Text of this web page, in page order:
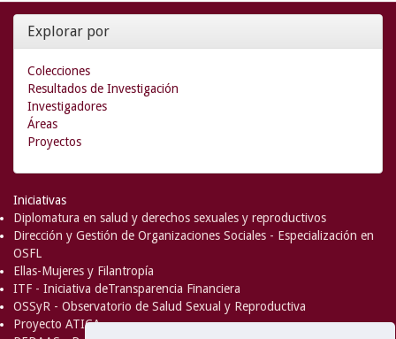
Explorar por
Colecciones
Resultados de Investigación
Investigadores
Áreas
Proyectos
Iniciativas
Diplomatura en salud y derechos sexuales y reproductivos
Dirección y Gestión de Organizaciones Sociales - Especialización en
OSFL
Ellas-Mujeres y Filantropía
ITF - Iniciativa deTransparencia Financiera
OSSyR - Observatorio de Salud Sexual y Reproductiva
Proyecto ATICA